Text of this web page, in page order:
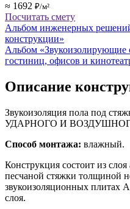
≈ 1692 ₽/м²
Посчитать смету
Альбом инженерных
конструкции»
Альбом «Звукоизолирующие
гостиниц, офисов и
Описание
Звукоизоляция пола под
УДАРНОГО И
Способ монтажа: влажный.
Конструкция состоит из
песчаной стяжки толщиной
звукоизоляционных плитах
слоя.